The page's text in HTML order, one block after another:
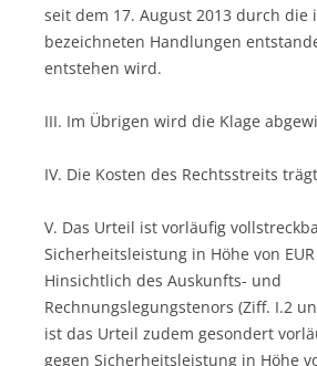
seit dem 17. August 2013 durch die
bezeichneten Handlungen
entstehen wird.
III. Im Übrigen wird die Klage
IV. Die Kosten des Rechtsstreits
V. Das Urteil ist vorläufig
Sicherheitsleistung in Höhe von
Hinsichtlich des Auskunfts- und
Rechnungslegungstenors (Ziff. I.2
ist das Urteil zudem gesondert
gegen Sicherheitsleistung in Höhe